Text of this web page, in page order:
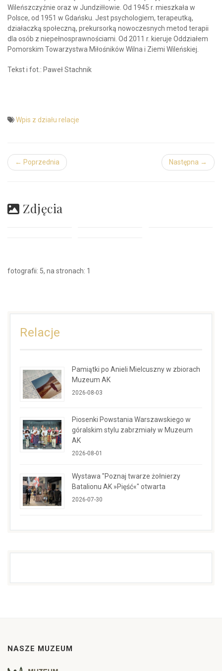
Wileńszczyźnie oraz w Jundziłłowie. Od 1945 r. mieszkała w
Polsce, od 1951 w Gdańsku. Jest psychologiem, terapeutką,
działaczką społeczną, prekursorką nowoczesnych metod terapii
dla osób z niepełnosprawnościami. Od 2011 r. kieruje Oddziałem
Pomorskim Towarzystwa Miłośników Wilna i Ziemi Wileńskiej.
Tekst i fot.: Paweł Stachnik
Wpis z działu relacje
← Poprzednia Następna →
Zdjęcia
fotografii: 5, na stronach: 1
Relacje
Pamiątki po Anieli Mielcuszny w zbiorach
Muzeum AK
2026-08-03
Piosenki Powstania Warszawskiego w
góralskim stylu zabrzmiały w Muzeum
AK
2026-08-01
Wystawa "Poznaj twarze żołnierzy
Batalionu AK »Pięść«" otwarta
2026-07-30
NASZE MUZEUM